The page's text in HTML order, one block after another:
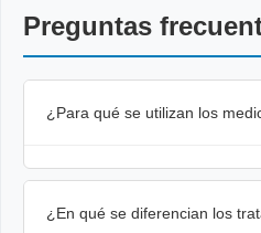
Preguntas
¿Para qué se utilizan los
¿En qué se diferencian los